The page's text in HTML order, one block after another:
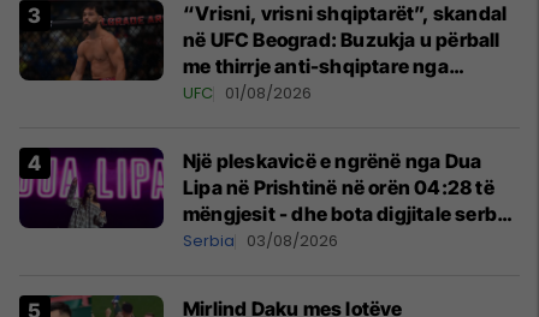
“Vrisni, vrisni shqiptarët”, skandal
në UFC Beograd: Buzukja u përball
me thirrje anti-shqiptare nga
tribunat
UFC 01/08/2026
Një pleskavicë e ngrënë nga Dua
Lipa në Prishtinë në orën 04:28 të
mëngjesit - dhe bota digjitale serbe
shpall gjendjen e luftës
Serbia 03/08/2026
Mirlind Daku mes lotëve